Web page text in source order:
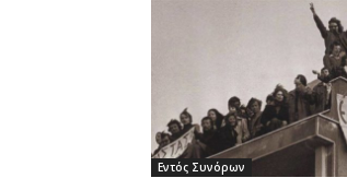
Εντός Συνόρων